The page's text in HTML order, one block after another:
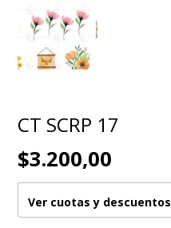
CT SCRP 17
$3.200,00
Ver cuotas y descuentos